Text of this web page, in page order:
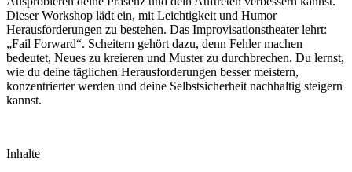
Dieser Workshop lädt ein, mit Leichtigkeit und Humor
Herausforderungen zu bestehen. Das Improvisationstheater lehrt:
„Fail Forward“. Scheitern gehört dazu, denn Fehler machen
bedeutet, Neues zu kreieren und Muster zu durchbrechen. Du lernst,
wie du deine täglichen Herausforderungen besser meistern,
konzentrierter werden und deine Selbstsicherheit nachhaltig steigern
kannst.
Inhalte